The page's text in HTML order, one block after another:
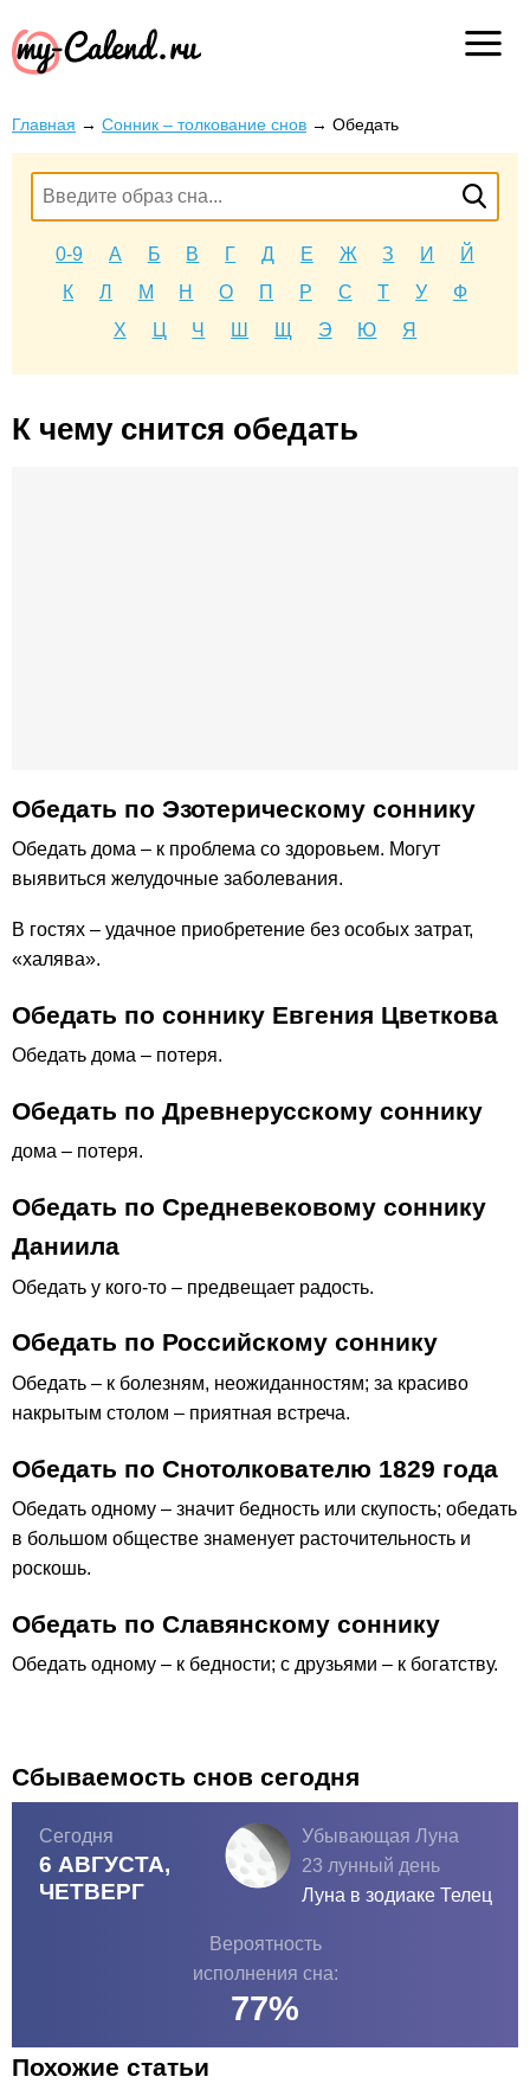
Главная → Сонник – толкование снов → Обедать
0-9 А Б В Г Д Е Ж З И
Й
К
Л М Н О П Р С Т У
Ф
Х
Ц Ч Ш Щ Э Ю Я
К чему снится обедать
Обедать по Эзотерическому соннику
Обедать дома – к проблема со здоровьем. Могут
выявиться желудочные заболевания.
В гостях – удачное приобретение без особых затрат,
«халява».
Обедать по соннику Евгения Цветкова
Обедать дома – потеря.
Обедать по Древнерусскому соннику
дома – потеря.
Обедать по Средневековому соннику
Даниила
Обедать у кого-то – предвещает радость.
Обедать по Российскому соннику
Обедать – к болезням, неожиданностям; за красиво
накрытым столом – приятная встреча.
Обедать по Снотолкователю 1829 года
Обедать одному – значит бедность или скупость; обедать
в большом обществе знаменует расточительность и
роскошь.
Обедать по Славянскому соннику
Обедать одному – к бедности; с друзьями – к богатству.
Сбываемость снов сегодня
Сегодня
6 АВГУСТА,
ЧЕТВЕРГ
Убывающая Луна
23 лунный день
Луна в зодиаке Телец
Вероятность
исполнения сна:
77%
Похожие статьи